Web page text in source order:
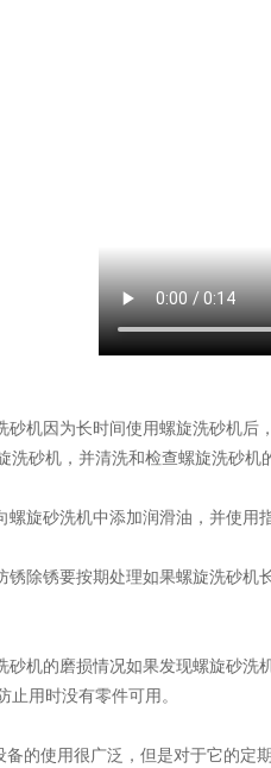
砂机因为长时间使用螺旋洗砂机后
洗砂机，并清洗和检查螺旋洗砂机
螺旋砂洗机中添加润滑油，并使用
锈除锈要按期处理如果螺旋洗砂机
砂机的磨损情况如果发现螺旋砂洗
止用时没有零件可用。
的使用很广泛，但是对于它的定期